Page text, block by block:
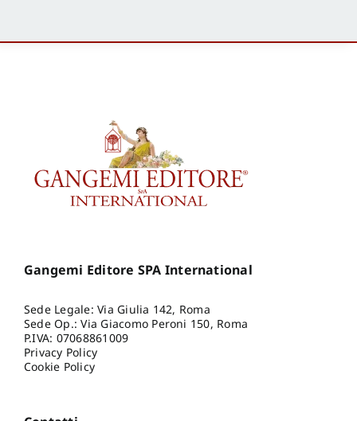
Gangemi Editore SPA International
Sede Legale: Via Giulia 142, Roma
Sede Op.: Via Giacomo Peroni 150, Roma
P.IVA: 07068861009
Privacy Policy
Cookie Policy